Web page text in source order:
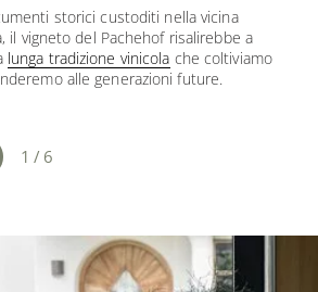
storici custoditi nella vicina
il vigneto del Pachehof risalirebbe a
lunga tradizione vinicola che coltiviamo
alle generazioni future.
1 / 6